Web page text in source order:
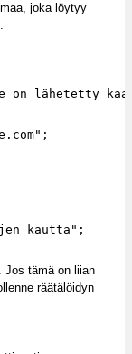
joka löytyy
lähetetty
kautta";
Jos tämä on liian
räätälöidyn